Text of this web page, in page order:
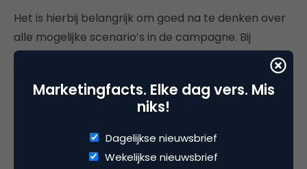
Het is hierbij belangrijk om goed na te denken over
alle mogelijke scenario’s in de campagne. Bij
bijvoorbeeld het verzenden van een e-mail zijn er
De e-mail wordt geopend en er wordt ook
landingspagina (open-click)
Een lead opent de e-mail maar klikt vervolgens
Marketingfacts. Elke dag vers. Mis
niks!
Dagelijkse nieuwsbrief
Wekelijkse nieuwsbrief